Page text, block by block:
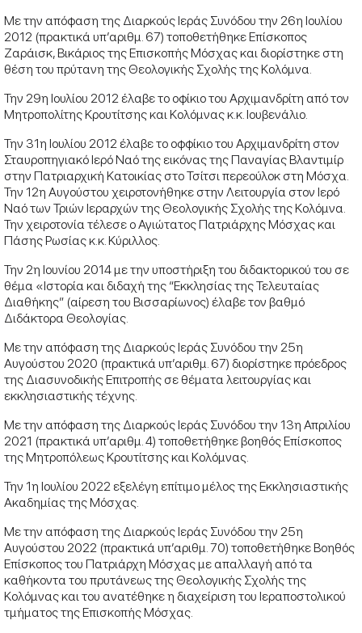
Με την απόφαση της Διαρκούς Ιεράς Συνόδου την 26η Ιουλίου
2012 (πρακτικά υπ’αριθμ. 67) τοποθετήθηκε Επίσκοπος
Ζαράισκ, Βικάριος της Επισκοπής Μόσχας και διορίστηκε στη
θέση του πρύτανη της Θεολογικής Σχολής της Κολόμνα.
Την 29η Ιουλίου 2012 έλαβε το οφίκιο του Αρχιμανδρίτη από τον
Μητροπολίτης Κρουτίτσης και Κολόμνας κ.κ. Ιουβενάλιο.
Την 31η Ιουλίου 2012 έλαβε το οφφίκιο του Αρχιμανδρίτη στον
Σταυροπηγιακό Ιερό Ναό της εικόνας της Παναγίας Βλαντιμίρ
στην Πατριαρχική Κατοικίας στο Τσίτσι περεούλοκ στη Μόσχα.
Την 12η Αυγούστου χειροτονήθηκε στην Λειτουργία στον Ιερό
Ναό των Τριών Ιεραρχών της Θεολογικής Σχολής της Κολόμνα.
Την χειροτονία τέλεσε ο Αγιώτατος Πατριάρχης Μόσχας και
Πάσης Ρωσίας κ.κ. Κύριλλος.
Την 2η Ιουνίου 2014 με την υποστήριξη του διδακτορικού του σε
θέμα «Ιστορία και διδαχή της “Εκκλησίας της Τελευταίας
Διαθήκης” (αίρεση του Βισσαρίωνος) έλαβε τον βαθμό
Διδάκτορα Θεολογίας.
Με την απόφαση της Διαρκούς Ιεράς Συνόδου την 25η
Αυγούστου 2020 (πρακτικά υπ’αριθμ. 67) διορίστηκε πρόεδρος
της Διασυνοδικής Επιτροπής σε θέματα λειτουργίας και
εκκλησιαστικής τέχνης.
Με την απόφαση της Διαρκούς Ιεράς Συνόδου την 13η Απριλίου
2021 (πρακτικά υπ’αριθμ. 4) τοποθετήθηκε βοηθός Επίσκοπος
της Μητροπόλεως Κρουτίτσης και Κολόμνας.
Την 1η Ιουλίου 2022 εξελέγη επίτιμο μέλος της Εκκλησιαστικής
Ακαδημίας της Μόσχας.
Με την απόφαση της Διαρκούς Ιεράς Συνόδου την 25η
Αυγούστου 2022 (πρακτικά υπ’αριθμ. 70) τοποθετήθηκε Βοηθός
Επίσκοπος του Πατριάρχη Μόσχας με απαλλαγή από τα
καθήκοντα του πρυτάνεως της Θεολογικής Σχολής της
Κολόμνας και του ανατέθηκε η διαχείριση του Ιεραποστολικού
τμήματος της Επισκοπής Μόσχας.